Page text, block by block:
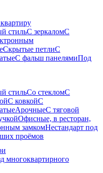
стильС зеркаломС
Скрытые петлиС
С фальш панелямиПод
стильСо стекломС
С ковкойС
АрочныеС тяговой
Офисные, в ресторан,
замкомНестандарт под
проёмов
многоквартирного